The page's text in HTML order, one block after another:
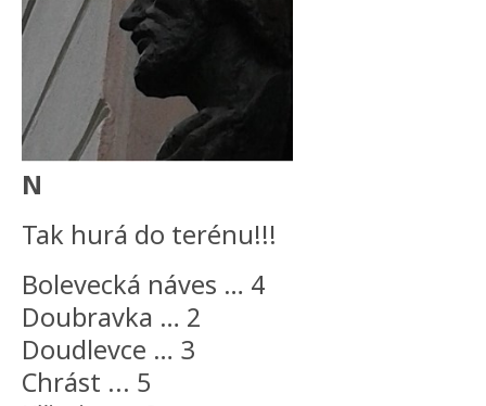
N
Tak hurá do terénu!!!
Bolevecká náves … 4
Doubravka … 2
Doudlevce … 3
Chrást ... 5